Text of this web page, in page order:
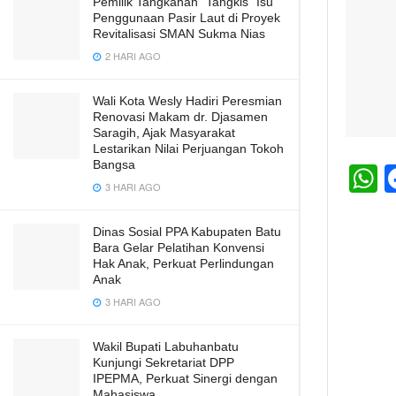
Penggunaan Pasir Laut di Proyek
Revitalisasi SMAN Sukma Nias
2 HARI AGO
Wali Kota Wesly Hadiri Peresmian
Renovasi Makam dr. Djasamen
Saragih, Ajak Masyarakat
Lestarikan Nilai Perjuangan Tokoh
Bangsa
3 HARI AGO
Dinas Sosial PPA Kabupaten Batu
Bara Gelar Pelatihan Konvensi
Hak Anak, Perkuat Perlindungan
Anak
3 HARI AGO
Wakil Bupati Labuhanbatu
Kunjungi Sekretariat DPP
IPEPMA, Perkuat Sinergi dengan
h